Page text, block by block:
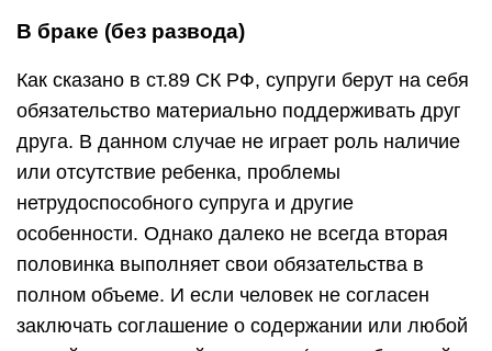
В браке (без развода)
Как сказано в ст.89 СК РФ, супруги берут на себя
обязательство материально поддерживать друг
друга. В данном случае не играет роль наличие
или отсутствие ребенка, проблемы
нетрудоспособного супруга и другие
особенности. Однако далеко не всегда вторая
половинка выполняет свои обязательства в
полном объеме. И если человек не согласен
заключать соглашение о содержании или любой